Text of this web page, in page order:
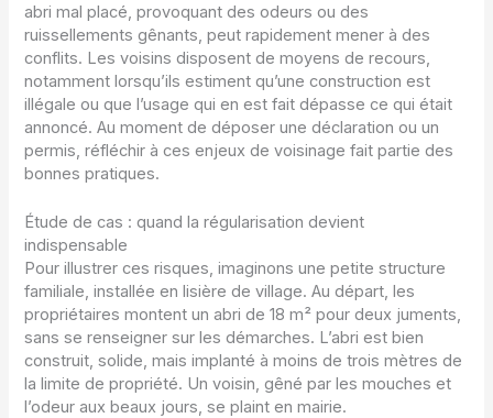
abri mal placé, provoquant des odeurs ou des
ruissellements gênants, peut rapidement mener à des
conflits. Les voisins disposent de moyens de recours,
notamment lorsqu’ils estiment qu’une construction est
illégale ou que l’usage qui en est fait dépasse ce qui était
annoncé. Au moment de déposer une déclaration ou un
permis, réfléchir à ces enjeux de voisinage fait partie des
bonnes pratiques.
Étude de cas : quand la régularisation devient
indispensable
Pour illustrer ces risques, imaginons une petite structure
familiale, installée en lisière de village. Au départ, les
propriétaires montent un abri de 18 m² pour deux juments,
sans se renseigner sur les démarches. L’abri est bien
construit, solide, mais implanté à moins de trois mètres de
la limite de propriété. Un voisin, gêné par les mouches et
l’odeur aux beaux jours, se plaint en mairie.